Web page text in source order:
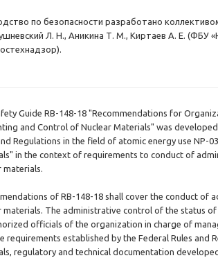
по безопасности разработано
Л. Н., Аникина Т. М., Киртаев А. Е.
Guide RB-148-18 "Recommendations for
and Control of Nuclear Materials" was
Regulations in the field of atomic energy use NP-
in the context of requirements to conduct of
materials.
of RB-148-18 shall cover the conduct
materials. The administrative control of the status
officials of the organization in charge of
requirements established by the Federal Rules
regulatory and technical documentation